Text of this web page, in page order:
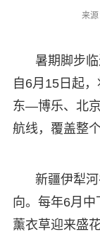
来源
暑期脚步
自6月15日起
东—博乐、北
航线，覆盖整
新疆伊犁
向。每年6月
薰衣草迎来盛